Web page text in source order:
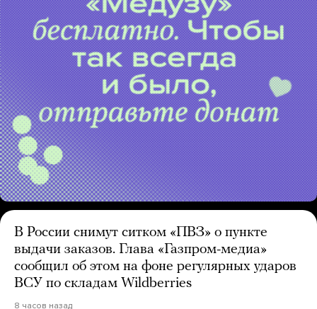
В России снимут ситком «ПВЗ» о пункте
выдачи заказов. Глава «Газпром-медиа»
сообщил об этом на фоне регулярных ударов
ВСУ по складам Wildberries
8 часов назад